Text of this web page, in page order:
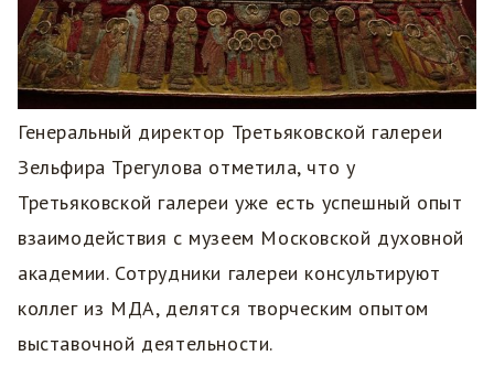
Генеральный директор Третьяковской галереи
Зельфира Трегулова отметила, что у
Третьяковской галереи уже есть успешный опыт
взаимодействия с музеем Московской духовной
академии. Сотрудники галереи консультируют
коллег из МДА, делятся творческим опытом
выставочной деятельности.